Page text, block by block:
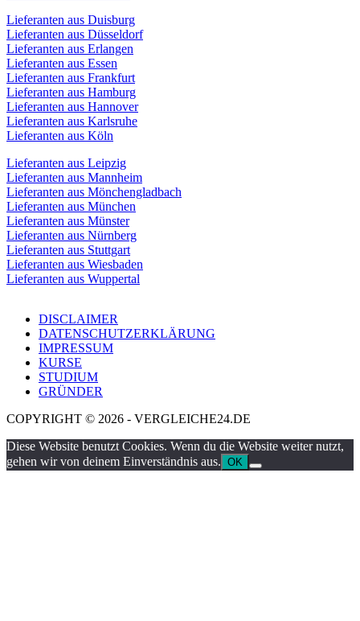
Lieferanten aus Duisburg
Lieferanten aus Düsseldorf
Lieferanten aus Erlangen
Lieferanten aus Essen
Lieferanten aus Frankfurt
Lieferanten aus Hamburg
Lieferanten aus Hannover
Lieferanten aus Karlsruhe
Lieferanten aus Köln
Lieferanten aus Leipzig
Lieferanten aus Mannheim
Lieferanten aus Mönchengladbach
Lieferanten aus München
Lieferanten aus Münster
Lieferanten aus Nürnberg
Lieferanten aus Stuttgart
Lieferanten aus Wiesbaden
Lieferanten aus Wuppertal
DISCLAIMER
DATENSCHUTZERKLÄRUNG
IMPRESSUM
KURSE
STUDIUM
GRÜNDER
COPYRIGHT © 2026 - VERGLEICHE24.DE
Diese Website benutzt Cookies. Wenn du die Website weiter nutzt,
gehen wir von deinem Einverständnis aus. OK